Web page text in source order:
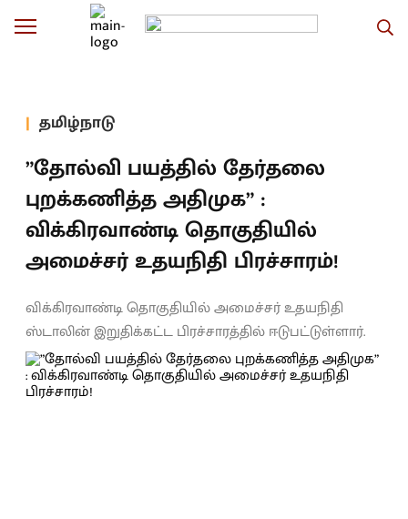
தமிழ்நாடு
”தோல்வி பயத்தில் தேர்தலை
புறக்கணித்த அதிமுக” :
விக்கிரவாண்டி தொகுதியில்
அமைச்சர் உதயநிதி பிரச்சாரம்!
விக்கிரவாண்டி தொகுதியில் அமைச்சர் உதயநிதி
ஸ்டாலின் இறுதிக்கட்ட பிரச்சாரத்தில் ஈடுபட்டுள்ளார்.